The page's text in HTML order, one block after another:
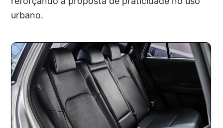
urbano.